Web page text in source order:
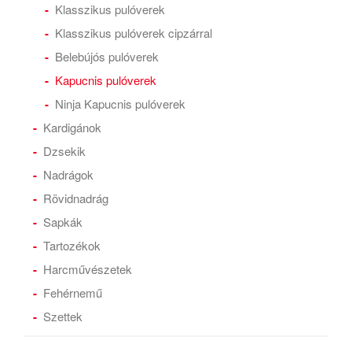
Klasszikus pulóverek
Klasszikus pulóverek cipzárral
Belebújós pulóverek
Kapucnis pulóverek
Ninja Kapucnis pulóverek
Kardigánok
Dzsekik
Nadrágok
Rövidnadrág
Sapkák
Tartozékok
Harcművészetek
Fehérnemű
Szettek